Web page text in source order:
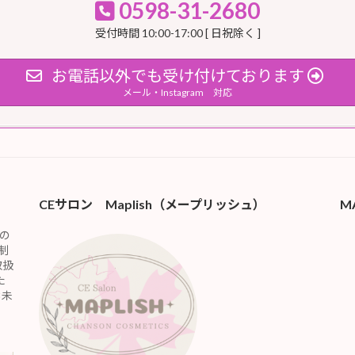
0598-31-2680
受付時間 10:00-17:00 [ 日祝除く ]
お電話以外でも受け付けております
メール・Instagram 対応
CEサロン Maplish（メープリッシュ）